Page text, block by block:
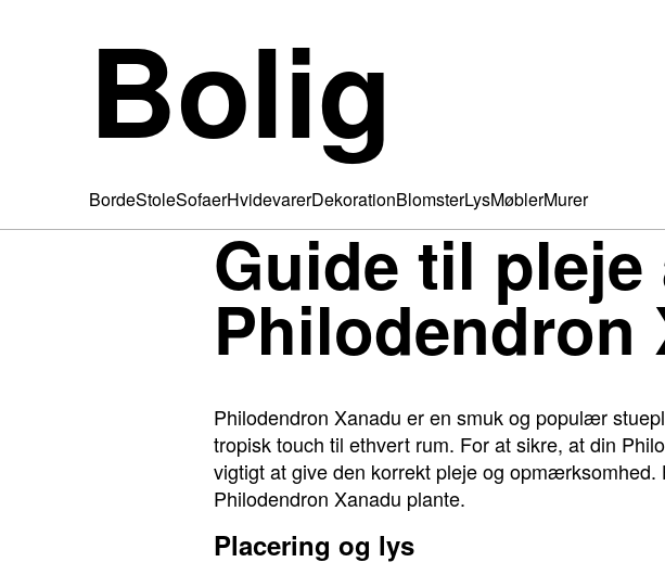
Bolig
BordeStoleSofaerHvidevarerDekorationBlomsterLysMøblerMurer
Guide til
Philodendron
Philodendron Xanadu er en smuk og populær
tropisk touch til ethvert rum. For at sikre, at din
vigtigt at give den korrekt pleje og
Philodendron Xanadu plante.
Placering og lys